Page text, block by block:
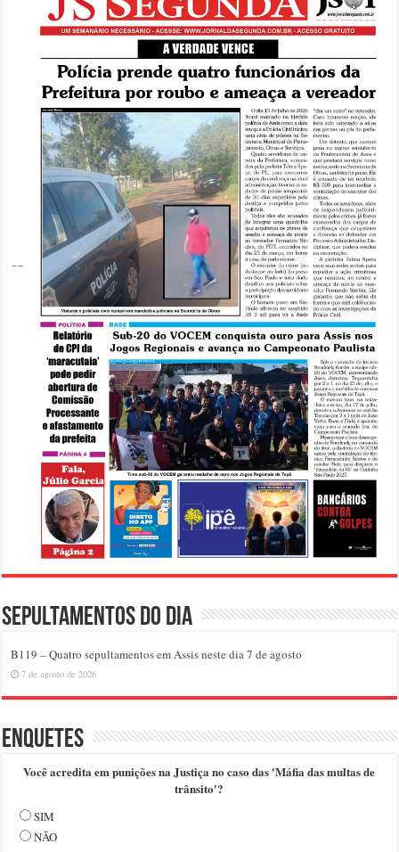
Sepultamentos do dia
B119 – Quatro sepultamentos em Assis neste dia 7 de agosto
7 de agosto de 2026
Enquetes
Você acredita em punições na Justiça no caso das 'Máfia das multas de
trânsito'?
SIM
NÃO